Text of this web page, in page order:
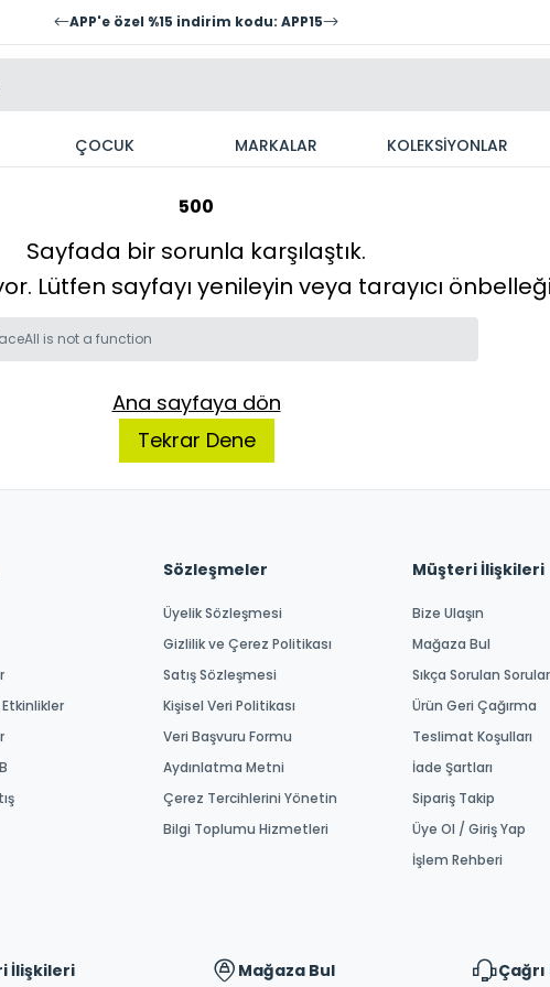
APP'e özel %15 indirim kodu: APP15
ÇOCUK MARKALAR KOLEKSİYONLAR
500
Sayfada bir sorunla karşılaştık.
Lütfen sayfayı yenileyin veya tarayıcı
is not a function
Ana sayfaya dön
Tekrar Dene
Sözleşmeler
Üyelik Sözleşmesi
Gizlilik ve Çerez Politikası
Satış Sözleşmesi
Kişisel Veri Politikası
Veri Başvuru Formu
Aydınlatma Metni
Çerez Tercihlerini Yönetin
Bilgi Toplumu Hizmetleri
Müşteri İlişkileri
Bize Ulaşın
Mağaza Bul
Sıkça Sorulan Sorular
Ürün Geri Çağırma
Teslimat Koşulları
İade Şartları
Sipariş Takip
Üye Ol / Giriş Yap
İşlem Rehberi
İlişkileri Mağaza Bul